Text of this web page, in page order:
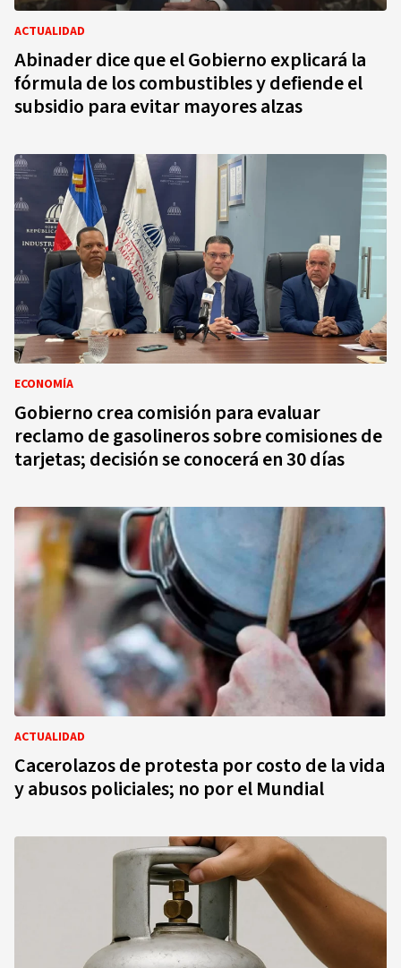
ACTUALIDAD
Abinader dice que el Gobierno explicará la
fórmula de los combustibles y defiende el
subsidio para evitar mayores alzas
ECONOMÍA
Gobierno crea comisión para evaluar
reclamo de gasolineros sobre comisiones de
tarjetas; decisión se conocerá en 30 días
ACTUALIDAD
Cacerolazos de protesta por costo de la vida
y abusos policiales; no por el Mundial